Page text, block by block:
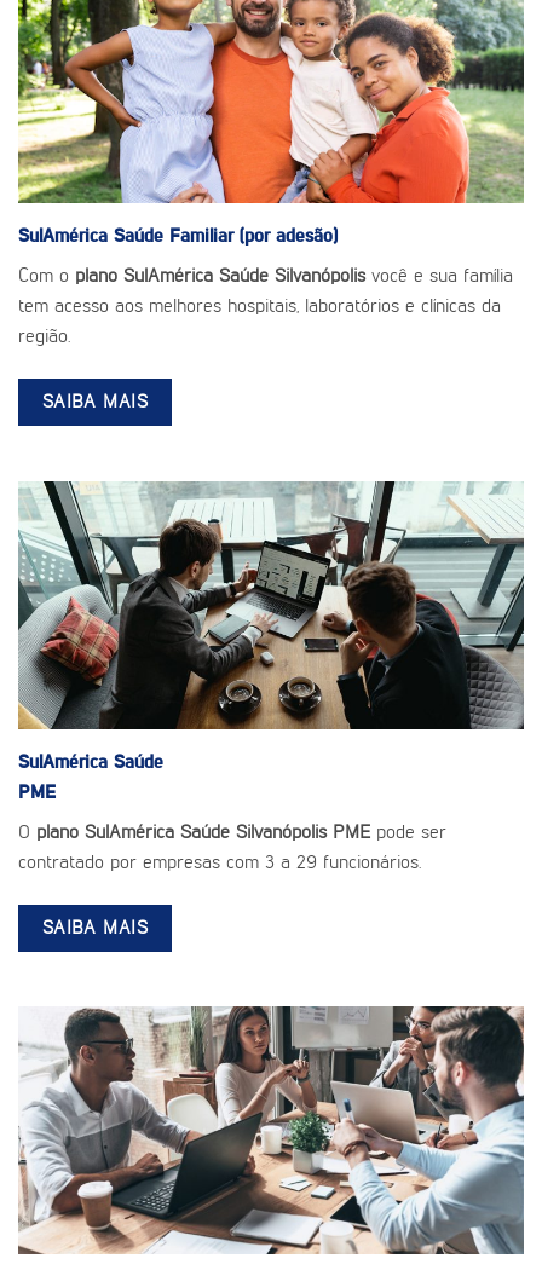
SulAmérica Saúde Familiar (por adesão)
Com o plano SulAmérica Saúde Silvanópolis você e sua família
tem acesso aos melhores hospitais, laboratórios e clínicas da
região.
SAIBA MAIS
SulAmérica Saúde
PME
O plano SulAmérica Saúde Silvanópolis PME pode ser
contratado por empresas com 3 a 29 funcionários.
SAIBA MAIS